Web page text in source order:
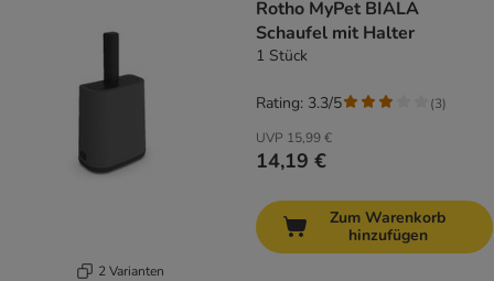
2 Varianten
Rotho MyPet BIALA
Schaufel mit Halter
1 Stück
UVP 15,99 €
14,19 €
Rating: 3.3/5 (3)
Zum Warenkorb
hinzufügen